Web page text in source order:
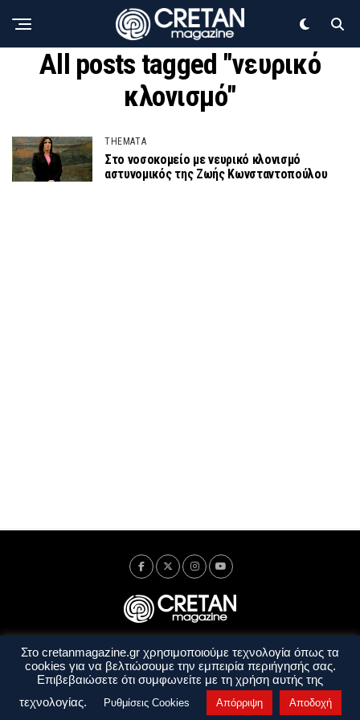
All posts tagged "νευρικό
κλονισμό"
THEMATA
Στο νοσοκομείο με νευρικό κλονισμό
αστυνομικός της Ζωής Κωνσταντοπούλου
Ταυτότητα Πολιτική Απορρήτου
Όροι Χρήσης
Όροι και Προϋποθέσεις
Στο cretanmagazine.gr χρησιμοποιούμε τεχνολογία όπως τα
cookies για να βελτιώσουμε την εμπειρία περιήγησής σας.
Επιβεβαιώσετε ότι συμφωνείτε με τη χρήση αυτής της
τεχνολογίας.
Ρυθμίσεις Cookies Απόρριψη Αποδοχή